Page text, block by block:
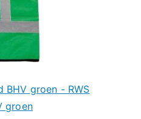
BHV groen - RWS
groen